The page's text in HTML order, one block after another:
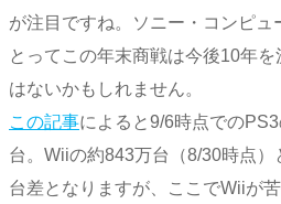
が注目ですね。ソニー・コンピュ
とってこの年末商戦は今後10年
はないかもしれません。
この記事によると9/6時点での
台。Wiiの約843万台（8/30時点
台差となりますが、ここでWiiが